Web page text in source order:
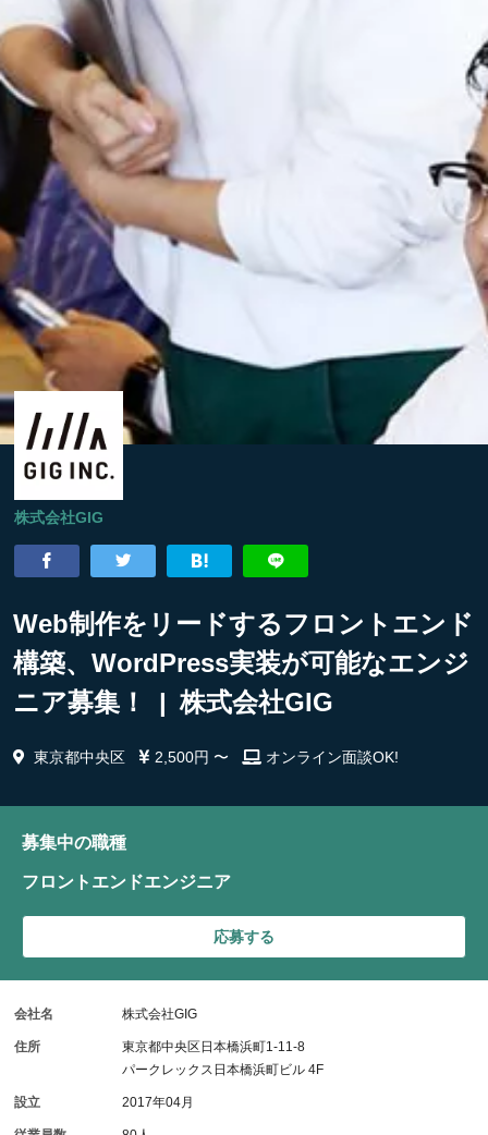
株式会社GIG
Web制作をリードするフロントエンド
構築、WordPress実装が可能なエンジ
ニア募集！ | 株式会社GIG
東京都中央区 2,500円 〜 オンライン面談OK!
募集中の職種
フロントエンドエンジニア
応募する
会社名 株式会社GIG
住所
東京都中央区日本橋浜町1-11-8
パークレックス日本橋浜町ビル 4F
設立 2017年04月